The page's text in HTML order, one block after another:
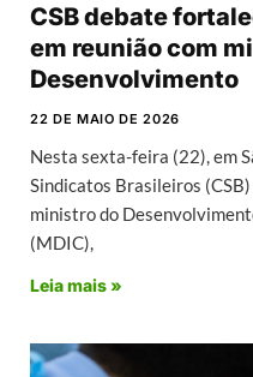
CSB debate
em reunião com
Desenvolvimento
22 DE MAIO DE 2026
Nesta sexta-feira (22), em
Sindicatos Brasileiros
ministro do
(MDIC),
Leia mais »